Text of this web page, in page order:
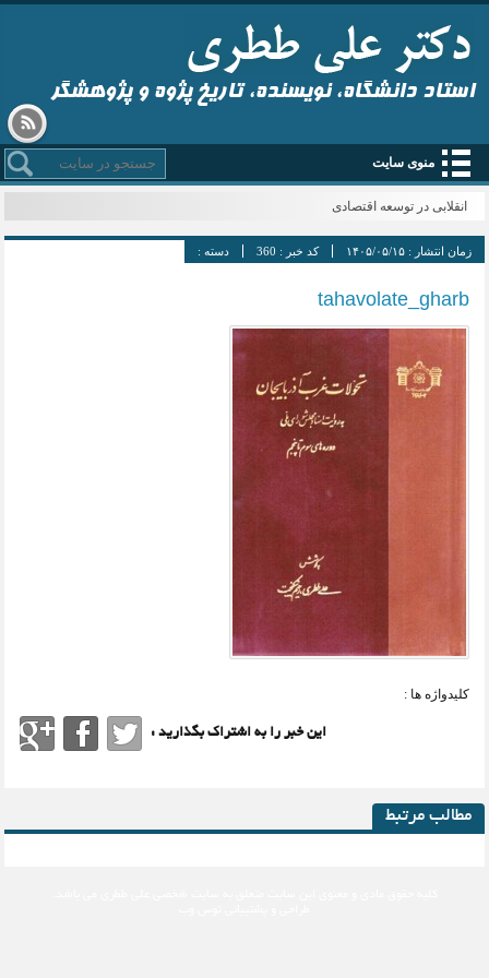
استاد دانشگاه، نویسنده، تاریخ پژوه و پژوهشگر
منوی سایت
انقلابی در توسعه اقتصادی
زمان انتشار :۱۴۰۵/۰۵/۱۵ کد خبر : 360 دسته :
tahavolate_gharb
کلیدواژه ها :
این خبر را به اشتراک بگذارید :
مطالب مرتبط